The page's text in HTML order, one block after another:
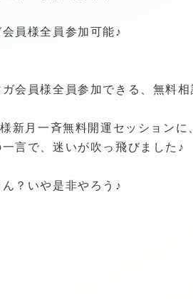
員様全員参加可能♪
会員様全員参加できる、無料
新月一斉無料開運セッション
言で、迷いが吹っ飛びました♪
？いや是非やろう♪